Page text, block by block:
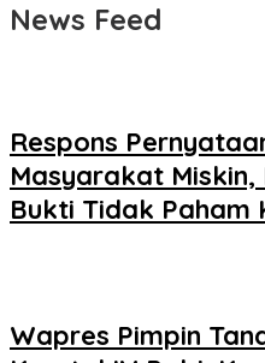
News Feed
Respons
Masyarakat Miskin,
Bukti Tidak Paham
Wapres Pimpin